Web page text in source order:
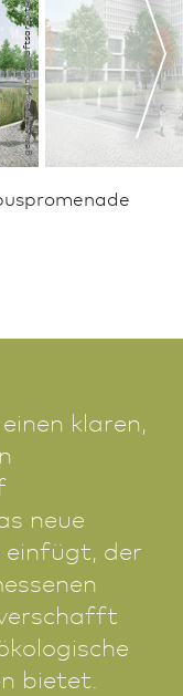
klaren,
neue
einfügt, der
bietet.